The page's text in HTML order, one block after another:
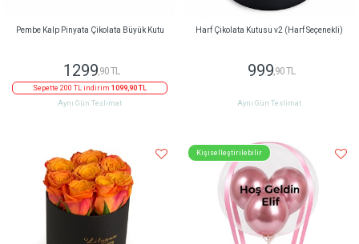
Pembe Kalp Pinyata Çikolata Büyük Kutu
1299,90 TL
Sepette 200 TL indirim 1099,90 TL
Aynı Gün Teslimat
Harf Çikolata Kutusu v2 (Harf Seçenekli)
999,90 TL
Aynı Gün Teslimat
Kişiselleştirilebilir